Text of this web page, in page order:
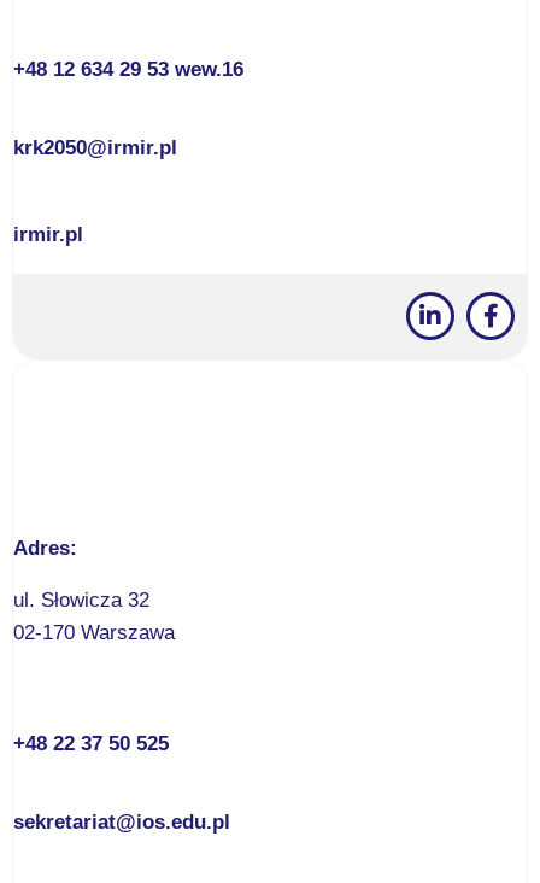
+48 12 634 29 53 wew.16
krk2050@irmir.pl
irmir.pl
Adres:
ul. Słowicza 32
02-170 Warszawa
+48 22 37 50 525
sekretariat@ios.edu.pl